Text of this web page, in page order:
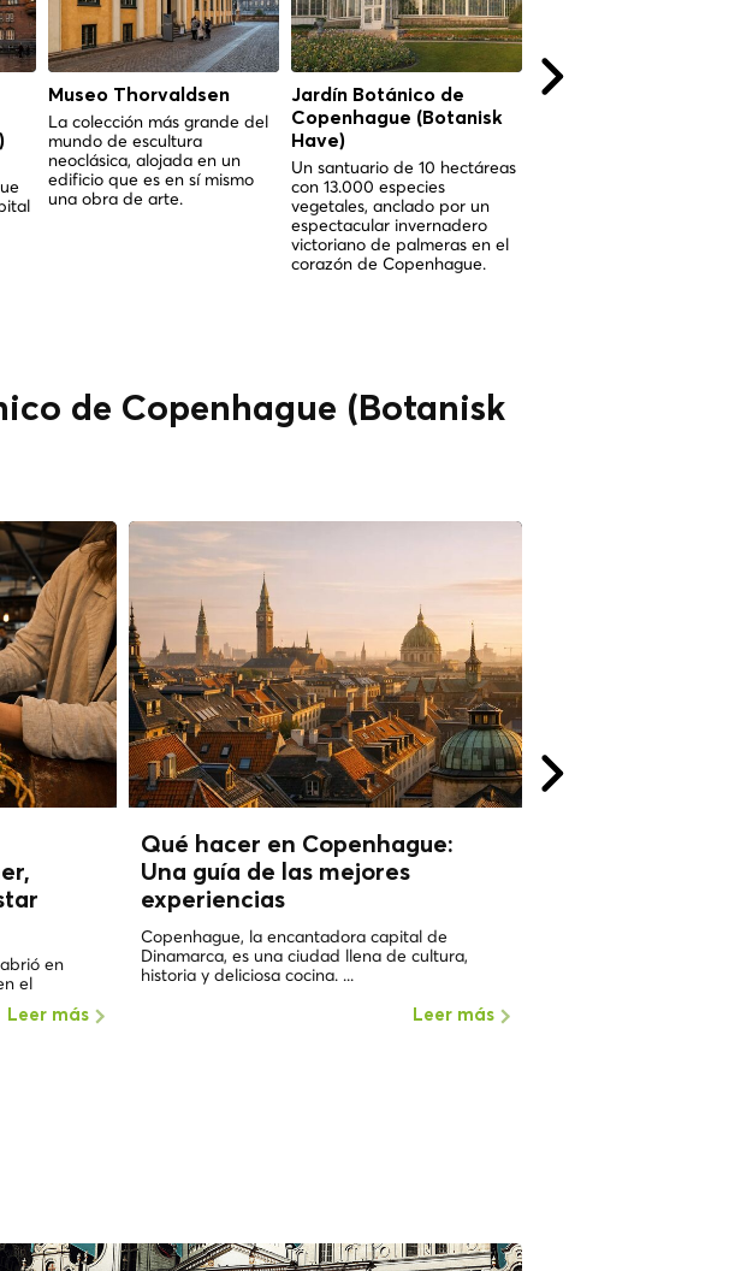
Museo Thorvaldsen
La colección más grande del
mundo de escultura
neoclásica, alojada en un
edificio que es en sí mismo
una obra de arte.
Jardín Botánico de
Copenhague (Botanisk
Have)
Un santuario de 10 hectáreas
con 13.000 especies
vegetales, anclado por un
espectacular invernadero
victoriano de palmeras en el
corazón de Copenhague.
Torvehallerne
de Copenhague (Botanisk
en
el
Leer más
Qué hacer en Copenhague:
Una guía de las mejores
experiencias
Copenhague, la encantadora capital de
Dinamarca, es una ciudad llena de cultura,
historia y deliciosa cocina. ...
Leer más